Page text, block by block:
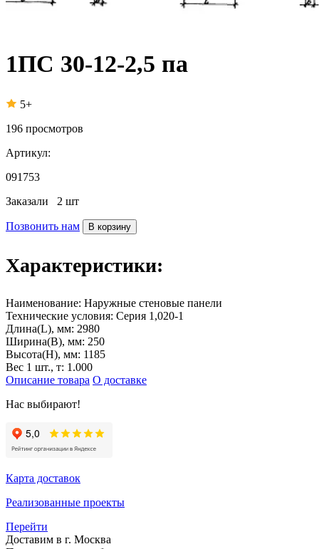
1ПС 30-12-2,5 па
5+
196 просмотров
Артикул:
091753
Заказали 2 шт
Позвонить нам В корзину
Характеристики:
Наименование: Наружные стеновые панели
Технические условия: Серия 1,020-1
Длина(L), мм: 2980
Ширина(B), мм: 250
Высота(H), мм: 1185
Вес 1 шт., т: 1.000
Описание товара О доставке
Нас выбирают!
Карта доставок
Реализованные проекты
Перейти
Доставим в г. Москва